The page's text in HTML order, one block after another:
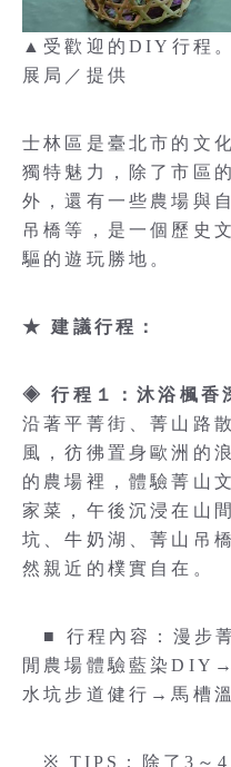
▲受歡迎的DIY行程
展局／提供
士林區是臺北市的文
獨特魅力，除了市區
外，還有一些農場與
吊橋等，是一個歷史
驅的遊玩勝地。
★ 建議行程：
◈ 行程１：沐浴楓香
沿著平菁街、菁山路
風，彷彿置身歐洲的
的農場裡，體驗菁山
家菜，午後沉浸在山
坑、牛奶湖、菁山吊
然親近的樸實自在。
■ 行程內容：漫步
閒農場體驗藍染
水坑步道健行→馬槽
※ TIPS：除了3～4